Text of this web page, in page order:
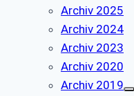
Archiv 2025
Archiv 2024
Archiv 2023
Archiv 2020
Archiv 2019